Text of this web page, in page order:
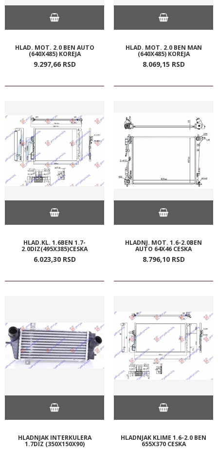
HLAD. MOT. 2.0 BEN AUTO
(640X485) KOREJA
9.297,66 RSD
HLAD. MOT. 2.0 BEN MAN
(640X485) KOREJA
8.069,15 RSD
HLAD.KL. 1.6BEN 1.7-
2.0DIZ(495X385)CESKA
6.023,30 RSD
HLADNJ. MOT. 1.6-2.0BEN
AUTO 64X46 CESKA
8.796,10 RSD
HLADNJAK INTERKULERA
1.7DIZ (350X150X90)
HLADNJAK KLIME 1.6-2.0 BEN
655X370 CESKA